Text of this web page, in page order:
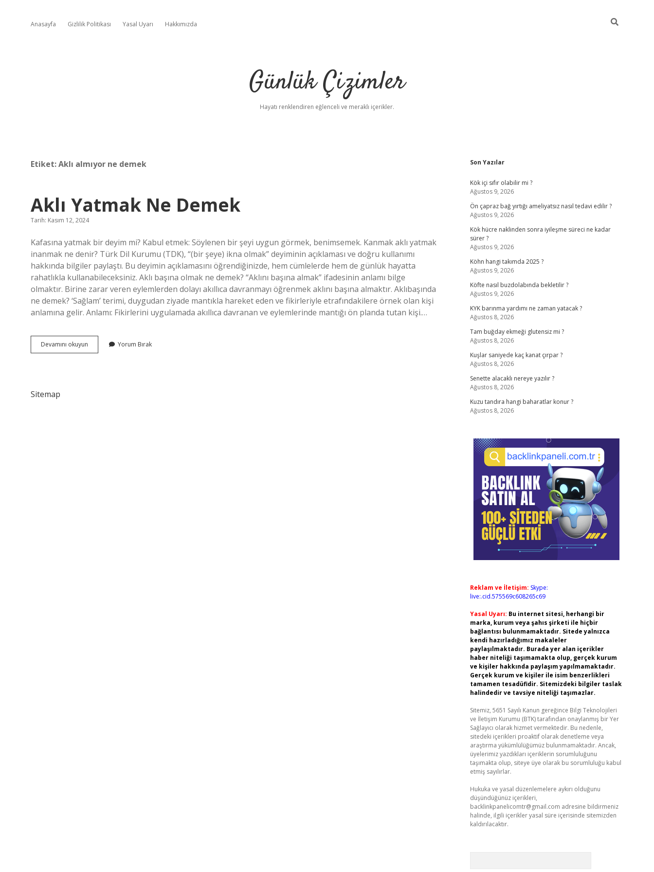
Anasayfa Gizlilik Politikası Yasal Uyarı Hakkımızda
Günlük Çizimler
Hayatı renklendiren eğlenceli ve meraklı içerikler.
Etiket:Aklı almıyor ne demek
Aklı Yatmak Ne Demek
Tarih: Kasım 12, 2024
Kafasına yatmak bir deyim mi? Kabul etmek: Söylenen bir şeyi uygun görmek, benimsemek. Kanmak aklı yatmak
inanmak ne denir? Türk Dil Kurumu (TDK), “(bir şeye) ikna olmak” deyiminin açıklaması ve doğru kullanımı
hakkında bilgiler paylaştı. Bu deyimin açıklamasını öğrendiğinizde, hem cümlelerde hem de günlük hayatta
rahatlıkla kullanabileceksiniz. Aklı başına olmak ne demek? “Aklını başına almak” ifadesinin anlamı bilge
olmaktır. Birine zarar veren eylemlerden dolayı akıllıca davranmayı öğrenmek aklını başına almaktır. Aklıbaşında
ne demek? ‘Sağlam’ terimi, duygudan ziyade mantıkla hareket eden ve fikirleriyle etrafındakilere örnek olan kişi
anlamına gelir. Anlamı: Fikirlerini uygulamada akıllıca davranan ve eylemlerinde mantığı ön planda tutan kişi.…
Devamını okuyun
Yatmak
Yorum Bırak
Sitemap
Sidebar
Son Yazılar
Kök içi sıfır olabilir mi ?
Ağustos 9, 2026
Ön çapraz bağ yırtığı ameliyatsız nasıl tedavi edilir ?
Ağustos 9, 2026
Kök hücre naklinden sonra iyileşme süreci ne kadar
sürer ?
Ağustos 9, 2026
Köhn hangi takımda 2025 ?
Ağustos 9, 2026
Köfte nasıl buzdolabında bekletilir ?
Ağustos 9, 2026
KYK barınma yardımı ne zaman yatacak ?
Ağustos 8, 2026
Tam buğday ekmeği glutensiz mi ?
Ağustos 8, 2026
Kuşlar saniyede kaç kanat çırpar ?
Ağustos 8, 2026
Senette alacaklı nereye yazılır ?
Ağustos 8, 2026
Kuzu tandıra hangi baharatlar konur ?
Ağustos 8, 2026
Reklam ve İletişim: Skype:
live:.cid.575569c608265c69
Yasal Uyarı: Bu internet sitesi, herhangi bir
marka, kurum veya şahıs şirketi ile hiçbir
bağlantısı bulunmamaktadır. Sitede yalnızca
kendi hazırladığımız makaleler
paylaşılmaktadır. Burada yer alan içerikler
haber niteliği taşımamakta olup, gerçek kurum
ve kişiler hakkında paylaşım yapılmamaktadır.
Gerçek kurum ve kişiler ile isim benzerlikleri
tamamen tesadüfidir. Sitemizdeki bilgiler taslak
halindedir ve tavsiye niteliği taşımazlar.
Sitemiz, 5651 Sayılı Kanun gereğince Bilgi Teknolojileri
ve İletişim Kurumu (BTK) tarafından onaylanmış bir Yer
Sağlayıcı olarak hizmet vermektedir. Bu nedenle,
sitedeki içerikleri proaktif olarak denetleme veya
araştırma yükümlülüğümüz bulunmamaktadır. Ancak,
üyelerimiz yazdıkları içeriklerin sorumluluğunu
taşımakta olup, siteye üye olarak bu sorumluluğu kabul
etmiş sayılırlar.
Hukuka ve yasal düzenlemelere aykırı olduğunu
düşündüğünüz içerikleri,
backlinkpanelicomtr@gmail.com adresine bildirmeniz
halinde, ilgili içerikler yasal süre içerisinde sitemizden
kaldırılacaktır.
elexbet yeni giriş